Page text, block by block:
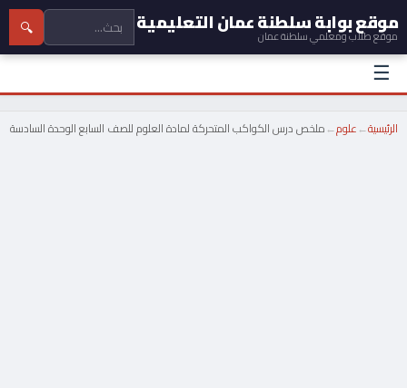
موقع بوابة سلطنة عمان التعليمية
موقع طلاب ومعلمي سلطنة عمان 🔍
☰
الرئيسية←علوم←ملخص درس الكواكب المتحركة لمادة العلوم للصف السابع الوحدة السادسة